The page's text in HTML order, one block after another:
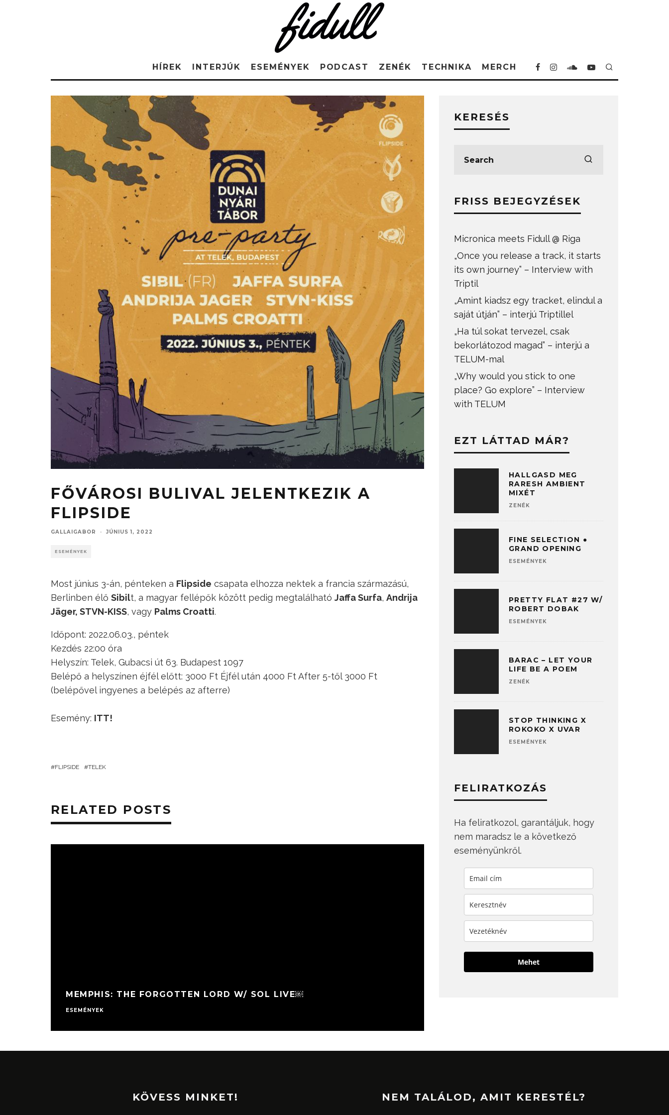
HÍREK INTERJÚK ESEMÉNYEK PODCAST ZENÉK TECHNIKA MERCH
FŐVÁROSI BULIVAL JELENTKEZIK A
FLIPSIDE
GALLAIGABOR · JÚNIUS 1, 2022
ESEMÉNYEK
Most június 3-án, pénteken a Flipside csapata elhozza nektek a francia származású,
Berlinben élő Sibilt, a magyar fellépők között pedig megtalálható Jaffa Surfa, Andrija
Jäger, STVN-KISS, vagy Palms Croatti.
Időpont: 2022.06.03., péntek
Kezdés 22:00 óra
Helyszín: Telek, Gubacsi út 63. Budapest 1097
Belépő a helyszínen éjfél előtt: 3000 Ft Éjfél után 4000 Ft After 5-től 3000 Ft
(belépővel ingyenes a belépés az afterre)
Esemény: ITT!
FLIPSIDE TELEK
RELATED POSTS
MEMPHIS: THE FORGOTTEN LORD W/ SOL LIVE￼
ESEMÉNYEK
KERESÉS
FRISS BEJEGYZÉSEK
Micronica meets Fidull @ Riga
„Once you release a track, it starts
its own journey” – Interview with
Triptil
„Amint kiadsz egy tracket, elindul a
saját útján” – interjú Triptillel
„Ha túl sokat tervezel, csak
bekorlátozod magad” – interjú a
TELUM-mal
„Why would you stick to one
place? Go explore” – Interview
with TELUM
EZT LÁTTAD MÁR?
HALLGASD MEG
RARESH AMBIENT
MIXÉT
ZENÉK
FINE SELECTION ●
GRAND OPENING
ESEMÉNYEK
PRETTY FLAT #27 W/
ROBERT DOBAK
ESEMÉNYEK
BARAC – LET YOUR
LIFE BE A POEM
ZENÉK
STOP THINKING X
ROKOKO X UVAR
ESEMÉNYEK
FELIRATKOZÁS
Ha feliratkozol, garantáljuk, hogy
nem maradsz le a következő
eseményünkről.
Mehet
KÖVESS MINKET! NEM TALÁLOD, AMIT KERESTÉL?